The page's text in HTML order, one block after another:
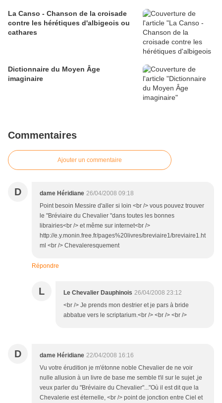
La Canso - Chanson de la croisade
contre les hérétiques d'albigeois ou
cathares
Dictionnaire du Moyen Âge
imaginaire
Commentaires
Ajouter un commentaire
D dame Héridiane 26/04/2008 09:18
Point besoin Messire d'aller si loin <br /> vous pouvez trouver
le "Bréviaire du Chevalier "dans toutes les bonnes
librairies<br /> et même sur internet<br />
http://e.y.monin.free.fr/pages%20livres/breviaire1/breviaire1.ht
ml <br /> Chevaleresquement
Répondre
L Le Chevalier Dauphinois 26/04/2008 23:12
<br /> Je prends mon destrier et je pars à bride
abbatue vers le scriptarium.<br /> <br /> <br />
D dame Héridiane 22/04/2008 16:16
Vu votre érudition je m'étonne noble Chevalier de ne voir
nulle allusion à un livre de base me semble t'il sur le sujet ,je
veux parler du "Bréviaire du Chevalier"..."Où il est dit que la
Chevalerie est éternelle, <br /> point de jonction entre Ciel et